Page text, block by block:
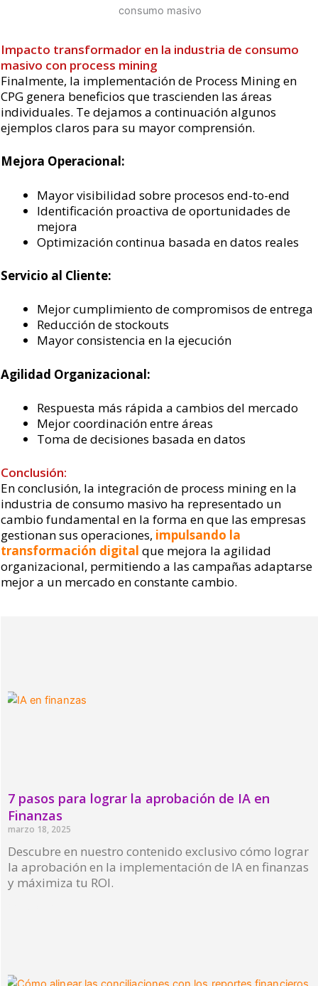
Impacto transformador en la industria de consumo
masivo con process mining
Finalmente, la implementación de Process Mining en
CPG genera beneficios que trascienden las áreas
individuales. Te dejamos a continuación algunos
ejemplos claros para su mayor comprensión.
Mejora Operacional:
Mayor visibilidad sobre procesos end-to-end
Identificación proactiva de oportunidades de
mejora
Optimización continua basada en datos reales
Servicio al Cliente:
Mejor cumplimiento de compromisos de entrega
Reducción de stockouts
Mayor consistencia en la ejecución
Agilidad Organizacional:
Respuesta más rápida a cambios del mercado
Mejor coordinación entre áreas
Toma de decisiones basada en datos
Conclusión:
En conclusión, la integración de process mining en la
industria de consumo masivo ha representado un
cambio fundamental en la forma en que las empresas
gestionan sus operaciones, impulsando la
transformación digital que mejora la agilidad
organizacional, permitiendo a las campañas adaptarse
mejor a un mercado en constante cambio.
7 pasos para lograr la aprobación de IA en
Finanzas
marzo 18, 2025
Descubre en nuestro contenido exclusivo cómo lograr
la aprobación en la implementación de IA en finanzas
y máximiza tu ROI.